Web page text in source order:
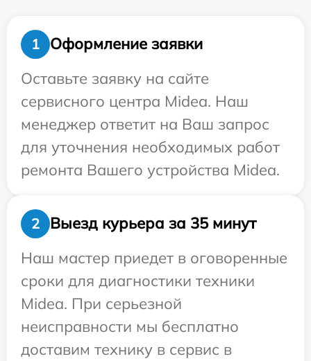
1
Оформление заявки
Оставьте заявку на сайте
сервисного центра Midea. Наш
менеджер ответит на Ваш запрос
для уточнения необходимых работ
ремонта Вашего устройства Midea.
2
Выезд курьера за 35 минут
Наш мастер приедет в оговоренные
сроки для диагностики техники
Midea. При серьезной
неисправности мы бесплатно
доставим технику в сервис в